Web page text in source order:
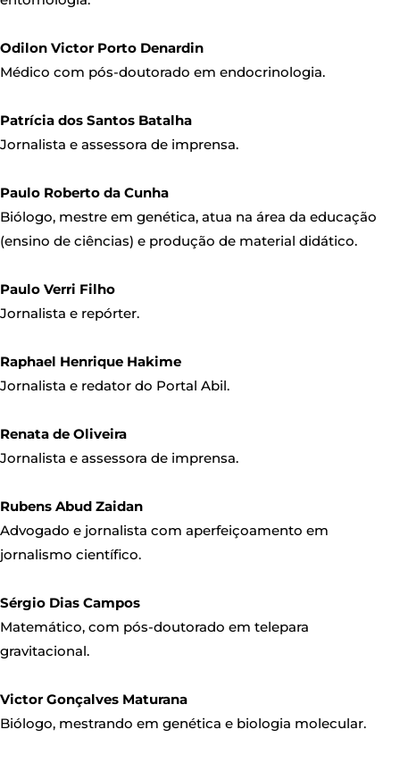
Odilon Victor Porto Denardin
Médico com pós-doutorado em endocrinologia.
Patrícia dos Santos Batalha
Jornalista e assessora de imprensa.
Paulo Roberto da Cunha
Biólogo, mestre em genética, atua na área da educação
(ensino de ciências) e produção de material didático.
Paulo Verri Filho
Jornalista e repórter.
Raphael Henrique Hakime
Jornalista e redator do Portal Abil.
Renata de Oliveira
Jornalista e assessora de imprensa.
Rubens Abud Zaidan
Advogado e jornalista com aperfeiçoamento em
jornalismo científico.
Sérgio Dias Campos
Matemático, com pós-doutorado em telepara
gravitacional.
Victor Gonçalves Maturana
Biólogo, mestrando em genética e biologia molecular.